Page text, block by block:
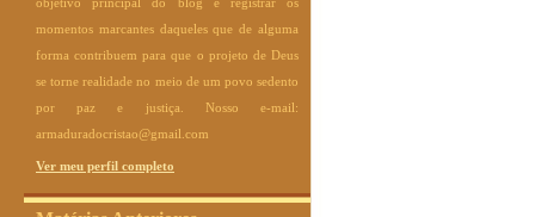
momentos marcantes daqueles que de alguma
forma contribuem para que o projeto de Deus
se torne realidade no meio de um povo sedento
por paz e justiça. Nosso e-mail:
armaduradocristao@gmail.com
Ver meu perfil completo